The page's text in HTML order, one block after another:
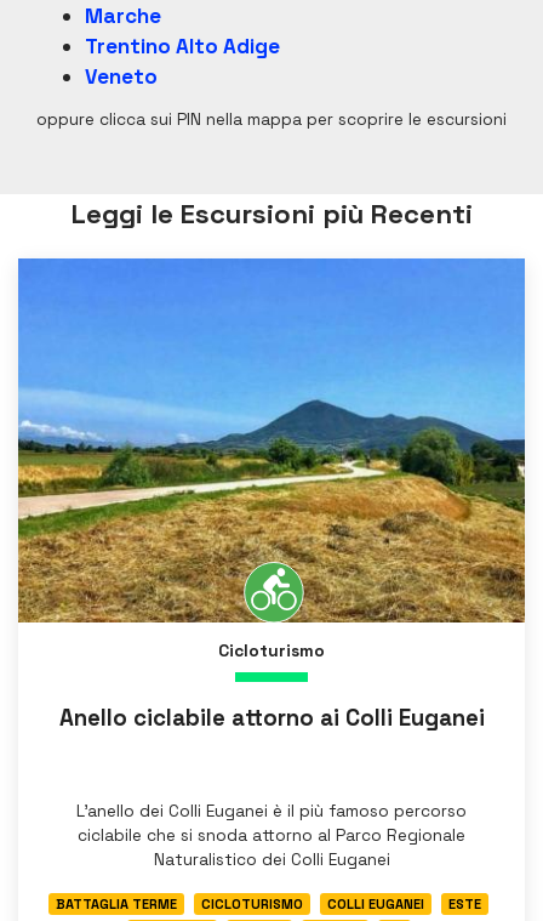
Marche
Trentino Alto Adige
Veneto
oppure clicca sui PIN nella mappa per scoprire le escursioni
Leggi le Escursioni più Recenti
Cicloturismo
Anello ciclabile attorno ai Colli Euganei
L’anello dei Colli Euganei è il più famoso percorso
ciclabile che si snoda attorno al Parco Regionale
Naturalistico dei Colli Euganei
BATTAGLIA TERME CICLOTURISMO COLLI EUGANEI
ESTE